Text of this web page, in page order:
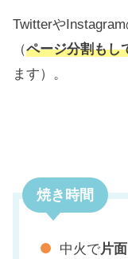
Twitterや
（ページ分割もし
ます）。
焼き時間
中火で片